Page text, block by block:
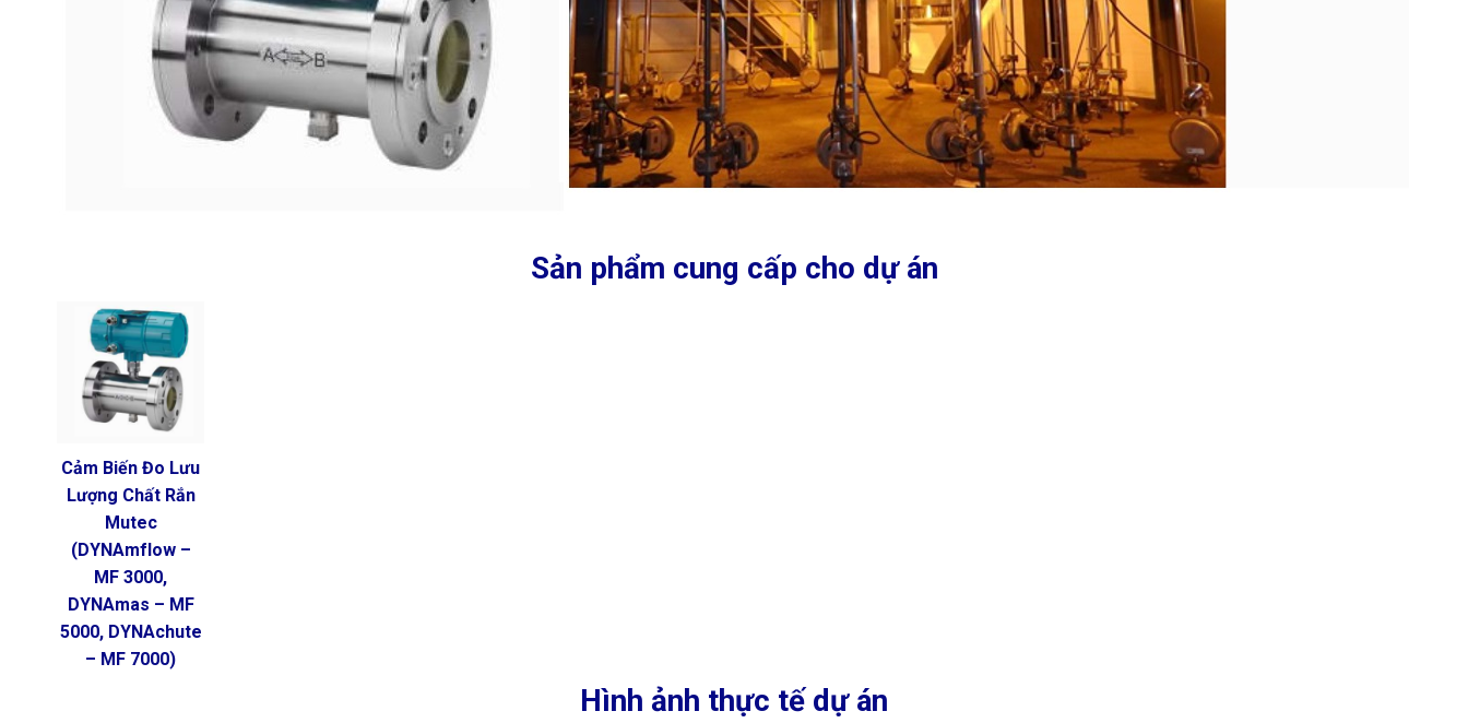
Sản phẩm cung cấp cho dự án
Cảm Biến Đo Lưu
Lượng Chất Rắn
Mutec
(DYNAmflow –
MF 3000,
DYNAmas – MF
5000, DYNAchute
– MF 7000)
Hình ảnh thực tế dự án